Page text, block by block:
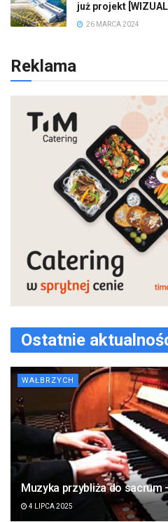
już projekt
26 MARCA 2024
Reklama
Ostatnie
WAŁBRZYCH
Muzyka przybliża do
4 LIPCA 2025